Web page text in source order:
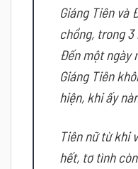
Giáng Tiên và
chồng, trong 3
Đến một ngày
Giáng Tiên
hiện, khi ấy
Tiên nữ từ khi
hết, tơ tình